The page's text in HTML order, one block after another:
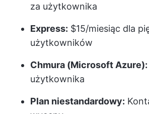
za użytkownika
Express: $15/miesiąc dla
użytkowników
Chmura (Microsoft Azure):
użytkownika
Plan niestandardowy: